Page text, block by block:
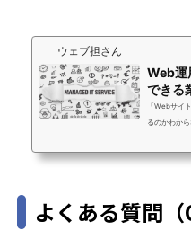
つ厳選して紹
ウェブ担さん
Web運
できる
企業向
「Webサイ
るのかわか
ているかわ
ようとして
Web運用代
よくある質問（